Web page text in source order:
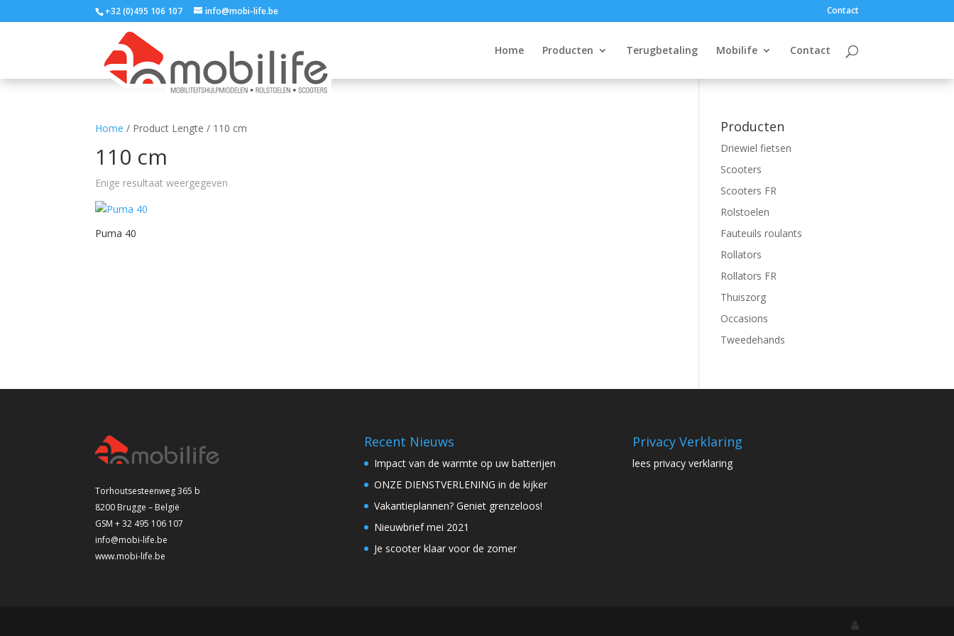
+32 (0)495 106 107 info@mobi-life.be Contact
Home Producten Terugbetaling Mobilife Contact
Home / Product Lengte / 110 cm
110 cm
Enige resultaat weergegeven
Puma 40
Producten
Driewiel fietsen
Scooters
Scooters FR
Rolstoelen
Fauteuils roulants
Rollators
Rollators FR
Thuiszorg
Occasions
Tweedehands
Torhoutsesteenweg 365 b
8200 Brugge – België
GSM + 32 495 106 107
info@mobi-life.be
www.mobi-life.be
Recent Nieuws
Impact van de warmte op uw batterijen
ONZE DIENSTVERLENING in de kijker
Vakantieplannen? Geniet grenzeloos!
Nieuwbrief mei 2021
Je scooter klaar voor de zomer
Privacy Verklaring
lees privacy verklaring